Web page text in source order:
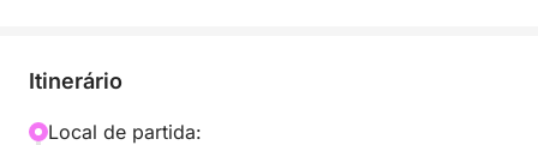
redor de Agios Nikolaos. Seja para tentar a sorte
simplesmente relaxar com a brisa do mar, este
Itinerário
Local de partida: